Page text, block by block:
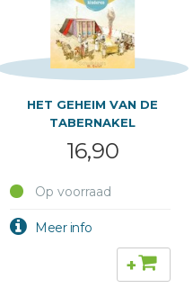
HET GEHEIM VAN DE
TABERNAKEL
16,90
Op voorraad
+